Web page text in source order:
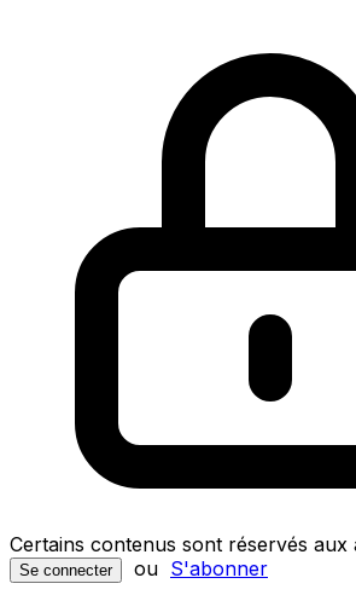
Certains contenus sont réservés aux
Se connecter ou S'abonner